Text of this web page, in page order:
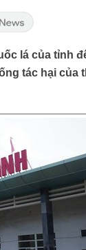
lá của tỉnh
tác hại của